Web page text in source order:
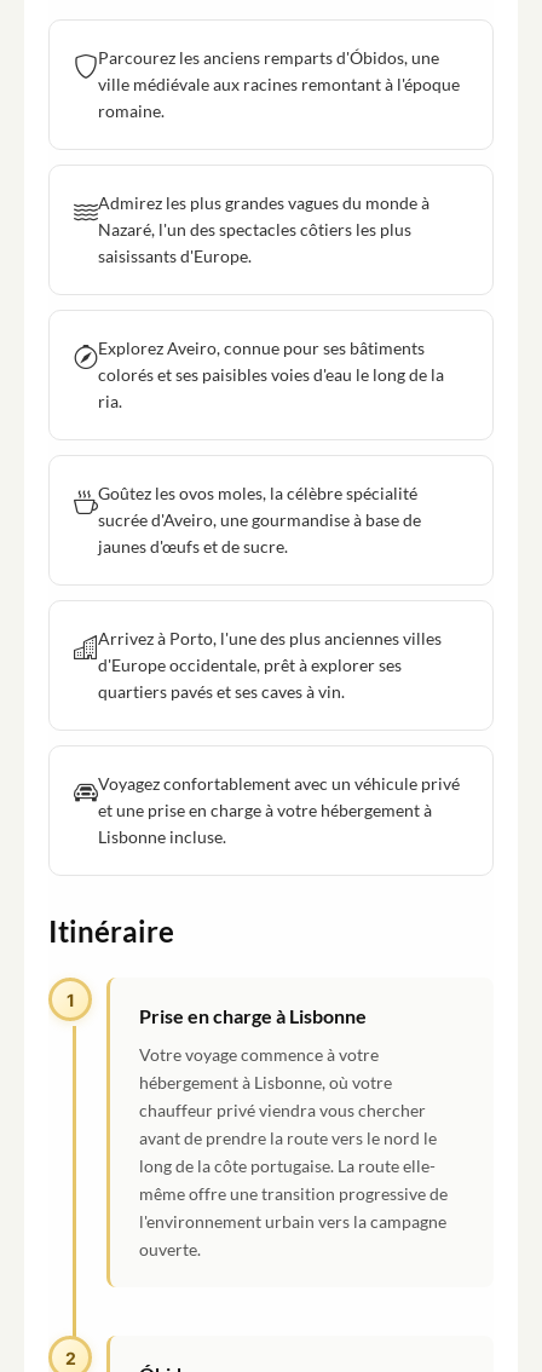
Parcourez les anciens remparts d'Óbidos, une
ville médiévale aux racines remontant à l'époque
romaine.
Admirez les plus grandes vagues du monde à
Nazaré, l'un des spectacles côtiers les plus
saisissants d'Europe.
Explorez Aveiro, connue pour ses bâtiments
colorés et ses paisibles voies d'eau le long de la
ria.
Goûtez les ovos moles, la célèbre spécialité
sucrée d'Aveiro, une gourmandise à base de
jaunes d'œufs et de sucre.
Arrivez à Porto, l'une des plus anciennes villes
d'Europe occidentale, prêt à explorer ses
quartiers pavés et ses caves à vin.
Voyagez confortablement avec un véhicule privé
et une prise en charge à votre hébergement à
Lisbonne incluse.
Itinéraire
1
Prise en charge à Lisbonne
Votre voyage commence à votre
hébergement à Lisbonne, où votre
chauffeur privé viendra vous chercher
avant de prendre la route vers le nord le
long de la côte portugaise. La route elle-
même offre une transition progressive de
l'environnement urbain vers la campagne
ouverte.
2